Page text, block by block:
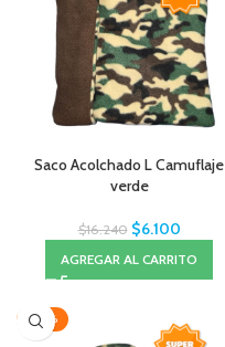
Saco Acolchado L Camuflaje
verde
$16.240 $6.100
AGREGAR AL CARRITO
-20%